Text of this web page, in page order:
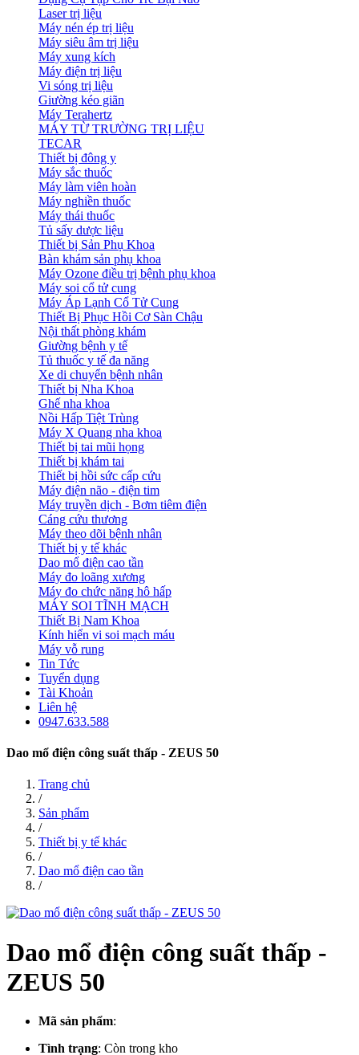
Laser trị liệu
Máy nén ép trị liệu
Máy siêu âm trị liệu
Máy xung kích
Máy điện trị liệu
Vi sóng trị liệu
Giường kéo giãn
Máy Terahertz
MÁY TỪ TRƯỜNG TRỊ LIỆU
TECAR
Thiết bị đông y
Máy sắc thuốc
Máy làm viên hoàn
Máy nghiền thuốc
Máy thái thuốc
Tủ sấy dược liệu
Thiết bị Sản Phụ Khoa
Bàn khám sản phụ khoa
Máy Ozone điều trị bệnh phụ khoa
Máy soi cổ tử cung
Máy Áp Lạnh Cổ Tử Cung
Thiết Bị Phục Hồi Cơ Sàn Chậu
Nội thất phòng khám
Giường bệnh y tế
Tủ thuốc y tế đa năng
Xe di chuyển bệnh nhân
Thiết bị Nha Khoa
Ghế nha khoa
Nồi Hấp Tiệt Trùng
Máy X Quang nha khoa
Thiết bị tai mũi họng
Thiết bị khám tai
Thiết bị hồi sức cấp cứu
Máy điện não - điện tim
Máy truyền dịch - Bơm tiêm điện
Cáng cứu thương
Máy theo dõi bệnh nhân
Thiết bị y tế khác
Dao mổ điện cao tần
Máy đo loãng xương
Máy đo chức năng hô hấp
MÁY SOI TĨNH MẠCH
Thiết Bị Nam Khoa
Kính hiển vi soi mạch máu
Máy vỗ rung
Tin Tức
Tuyển dụng
Tài Khoản
Liên hệ
0947.633.588
Dao mổ điện công suất thấp - ZEUS 50
Trang chủ
/
Sản phẩm
/
Thiết bị y tế khác
/
Dao mổ điện cao tần
/
Dao mổ điện công suất thấp -
ZEUS 50
Mã sản phẩm:
Tình trạng: Còn trong kho